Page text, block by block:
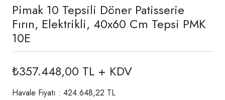
Pimak 10 Tepsili Döner Patisserie
Fırın, Elektrikli, 40x60 Cm Tepsi PMK
10E
₺357.448,00 TL + KDV
Havale Fiyatı : 424.648,22 TL